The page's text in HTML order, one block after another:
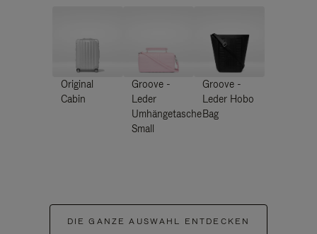
Original
Cabin
Groove -
Leder
Umhängetasche
Small
Groove -
Leder Hobo
Bag
DIE GANZE AUSWAHL ENTDECKEN